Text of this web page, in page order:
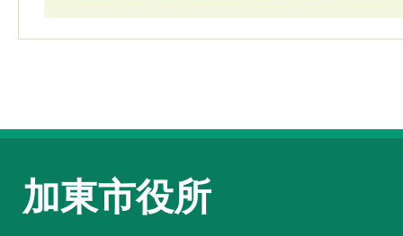
加東市役所